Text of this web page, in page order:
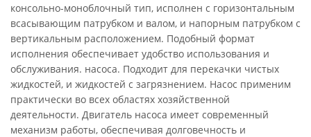
консольно-моноблочный тип, исполнен с горизонтальным
всасывающим патрубком и валом, и напорным патрубком с
вертикальным расположением. Подобный формат
исполнения обеспечивает удобство использования и
обслуживания. насоса. Подходит для перекачки чистых
жидкостей, и жидкостей с загрязнением. Насос применим
практически во всех областях хозяйственной
деятельности. Двигатель насоса имеет современный
механизм работы, обеспечивая долговечность и